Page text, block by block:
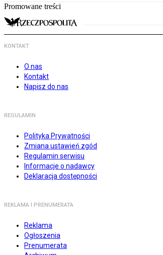
Promowane treści
KONTAKT
O nas
Kontakt
Napisz do nas
REGULAMIN
Polityka Prywatności
Zmiana ustawień zgód
Regulamin serwisu
Informacje o nadawcy
Deklaracja dostępności
REKLAMA I PRENUMERATA
Reklama
Ogłoszenia
Prenumerata